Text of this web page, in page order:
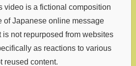
video is a fictional composition
of Japanese online message
is not repurposed from websites
as reactions to various
reused content.